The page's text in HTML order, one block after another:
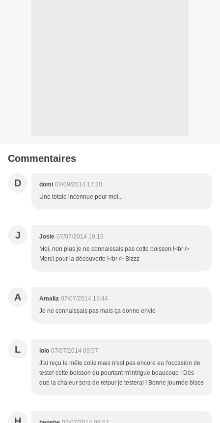
Commentaires
D domi 03/09/2014 17:20
Une totale inconnue pour moi...
J Josie 07/07/2014 19:19
Moi, non plus je ne connaissais pas cette boisson !<br />
Merci pour la découverte !<br /> Bizzz
A Amalia 07/07/2014 13:44
Je ne connaissais pas mais ça donne envie
L lolo 07/07/2014 09:57
J'ai reçu le mêle colis mais n'est pas encore eu l'occasion de
tester cette boisson qu pourtant m'intrigue beaucoup ! Dès
que la chaleur sera de retour je testerai ! Bonne journée bises